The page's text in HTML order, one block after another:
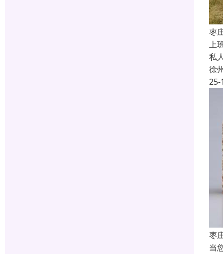
枣
上
私
徐
25-
枣
当